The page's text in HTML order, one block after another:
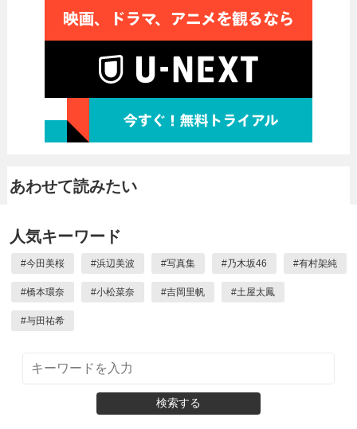
あわせて読みたい
人気キーワード
#今田美桜 #浜辺美波 #写真集 #乃木坂46 #有村架純
#橋本環奈 #小松菜奈 #吉岡里帆 #土屋太鳳
#与田祐希
検索する